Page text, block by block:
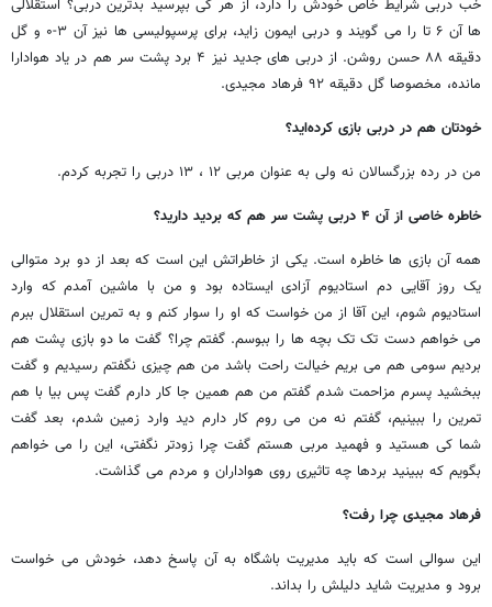
خب دربی شرایط خاص خودش را دارد، از هر کی بپرسید بدترین دربی؟ استقلالی
ها آن ۶ تا را می گویند و دربی ایمون زاید، برای پرسپولیسی ها نیز آن ۳-۰ و گل
دقیقه ۸۸ حسن روشن. از دربی های جدید نیز ۴ برد پشت سر هم در یاد هوادارا
مانده، مخصوصا گل دقیقه ۹۲ فرهاد مجیدی.
خودتان هم در دربی بازی کرده‌اید؟
من در رده بزرگسالان نه ولی به عنوان مربی ۱۲ ، ۱۳ دربی را تجربه کردم.
خاطره خاصی از آن ۴ دربی پشت سر هم که بردید دارید؟
همه آن بازی ها خاطره است. یکی از خاطراتش این است که بعد از دو برد متوالی
یک روز آقایی دم استادیوم آزادی ایستاده بود و من با ماشین آمدم که وارد
استادیوم شوم، این آقا از من خواست که او را سوار کنم و به تمرین استقلال ببرم
می خواهم دست تک تک بچه ها را ببوسم. گفتم چرا؟ گفت ما دو بازی پشت هم
بردیم سومی هم می بریم خیالت راحت باشد من هم چیزی نگفتم رسیدیم و گفت
ببخشید پسرم مزاحمت شدم گفتم من هم همین جا کار دارم گفت پس بیا با هم
تمرین را ببینیم، گفتم نه من می روم کار دارم دید وارد زمین شدم، بعد گفت
شما کی هستید و فهمید مربی هستم گفت چرا زودتر نگفتی، این را می خواهم
بگویم که ببینید بردها چه تاثیری روی هواداران و مردم می گذاشت.
فرهاد مجیدی چرا رفت؟
این سوالی است که باید مدیریت باشگاه به آن پاسخ دهد، خودش می خواست
برود و مدیریت شاید دلیلش را بداند.